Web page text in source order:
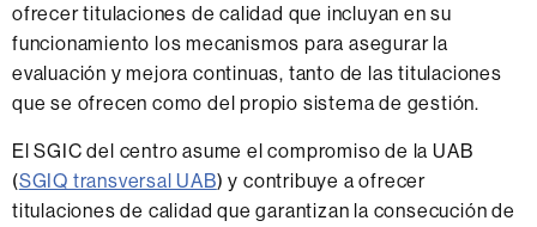
ofrecer titulaciones de calidad que incluyan en su
funcionamiento los mecanismos para asegurar la
evaluación y mejora continuas, tanto de las titulaciones
que se ofrecen como del propio sistema de gestión.
El SGIC del centro asume el compromiso de la UAB
(SGIQ transversal UAB) y contribuye a ofrecer
titulaciones de calidad que garantizan la consecución de